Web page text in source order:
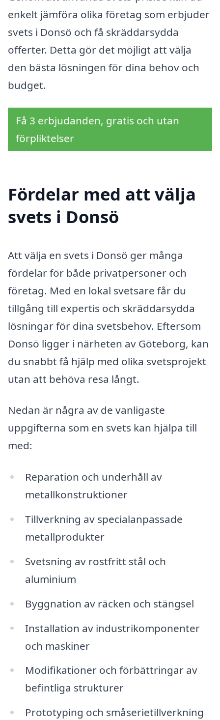
enkelt jämföra olika företag som erbjuder
svets i Donsö och få skräddarsydda
offerter. Detta gör det möjligt att välja
den bästa lösningen för dina behov och
budget.
Få 3 erbjudanden, gratis och utan
förpliktelser
Fördelar med att välja
svets i Donsö
Att välja en svets i Donsö ger många
fördelar för både privatpersoner och
företag. Med en lokal svetsare får du
tillgång till expertis och skräddarsydda
lösningar för dina svetsbehov. Eftersom
Donsö ligger i närheten av Göteborg, kan
du snabbt få hjälp med olika svetsprojekt
utan att behöva resa långt.
Nedan är några av de vanligaste
uppgifterna som en svets kan hjälpa till
med:
Reparation och underhåll av
metallkonstruktioner
Tillverkning av specialanpassade
metallprodukter
Svetsning av rostfritt stål och
aluminium
Byggnation av räcken och stängsel
Installation av industrikomponenter
och maskiner
Modifikationer och förbättringar av
befintliga strukturer
Prototyping och småserietillverkning